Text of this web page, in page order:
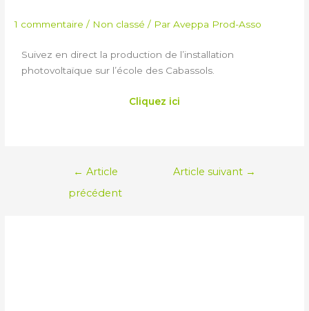
1 commentaire / Non classé / ParAveppa Prod-Asso
Suivez en direct la production de l’installation
photovoltaïque sur l’école des Cabassols.
Cliquez ici
← Article
précédent
Article suivant →